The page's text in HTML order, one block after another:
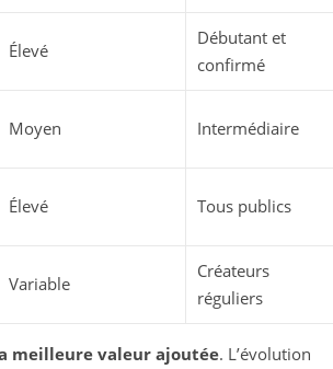
Élevé
Débutant et
confirmé
Moyen Intermédiaire
Élevé Tous publics
Variable
Créateurs
réguliers
meilleure valeur ajoutée. L’évolution